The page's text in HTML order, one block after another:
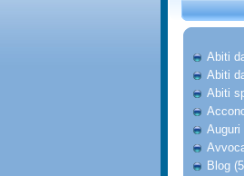
Abiti
Abiti
Abiti
Auguri
Blog